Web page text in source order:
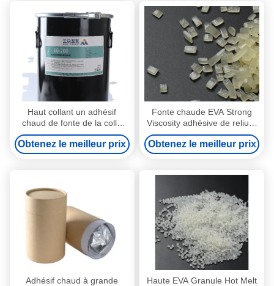
Haut collant un adhésif
chaud de fonte de la colle
PUR de polyuréthane de
composant pour l'attache de
livre
Obtenez le meilleur prix
Fonte chaude EVA Strong
Viscosity adhésive de reliure
de résistance de la
température
Obtenez le meilleur prix
Adhésif chaud à grande
Haute EVA Granule Hot Melt